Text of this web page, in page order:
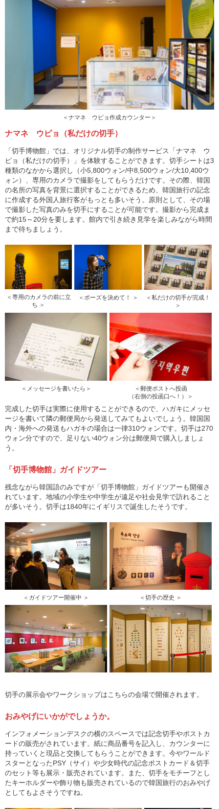
＜ナマネ ウピョ作成カウンター＞
ナマネ ウピョ（私だけの切手）
「切手博物館」では、オリジナル切手の制作サービス「ナマネ ウ
ピョ（私だけの切手）」を体験することができます。切手シートは3
種類のなかから選択し（小5,800ウォン/中8,500ウォン/大10,400ウ
ォン）、専用のカメラで撮影をしてもらうだけです。その際、韓国
の名所の写真を背景に選択することができるため、韓国旅行の記念
に作成する外国人旅行客がもっとも多いそう。原則として、その場
で撮影した写真のみを切手にすることが可能です。撮影から完成ま
で約15～20分を要します。館内で引き続き見学を楽しみながら時間
まで待ちましょう。
＜専用のカメラの前に立
ち ＞
＜ポーズを決めて！ ＞
＜私だけの切手が完成！
＞
＜メッセージを書いたら＞
＜郵便ポストへ投函
（右側の投函口へ！）＞
完成した切手は実際に使用することができるので、ハガキにメッセ
ージを書いて隣の郵便局から発送してみてもよいでしょう。韓国国
内・海外への発送もハガキの場合は一律310ウォンです。切手は270
ウォン分ですので、足りない40ウォン分は郵便局で購入しましょ
う。
「切手博物館」ガイドツアー
残念ながら韓国語のみですが「切手博物館」ガイドツアーも開催さ
れています。地域の小学生や中学生が遠足や社会見学で訪れること
が多いそう。切手は1840年にイギリスで誕生したそうです。
＜ガイドツアー開催中 ＞ ＜切手の歴史 ＞
切手の展示会やワークショップはこちらの会場で開催されます。
おみやげにいかがでしょうか。
インフォメーションデスクの横のスペースでは記念切手やポストカ
ードの販売がされています。紙に商品番号を記入し、カウンターに
持っていくと現品と交換してもらうことができます。今やワールド
スターとなったPSY（サイ）や少女時代の記念ポストカード＆切手
のセット等も展示・販売されています。また、切手をモチーフとし
たキーホルダーや飾り物も販売されているので韓国旅行のおみやげ
としてもよさそうですね。